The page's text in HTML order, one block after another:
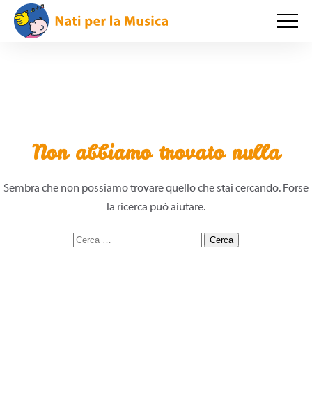
Non abbiamo trovato nulla
Sembra che non possiamo trovare quello che stai cercando. Forse
la ricerca può aiutare.
Ricerca